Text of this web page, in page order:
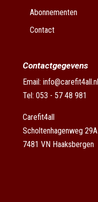
Abonnementen
Contact
Contactgegevens
Email: info@carefit4all.nl
Tel: 053 - 57 48 981
Carefit4all
Scholtenhagenweg 29A
7481 VN Haaksbergen